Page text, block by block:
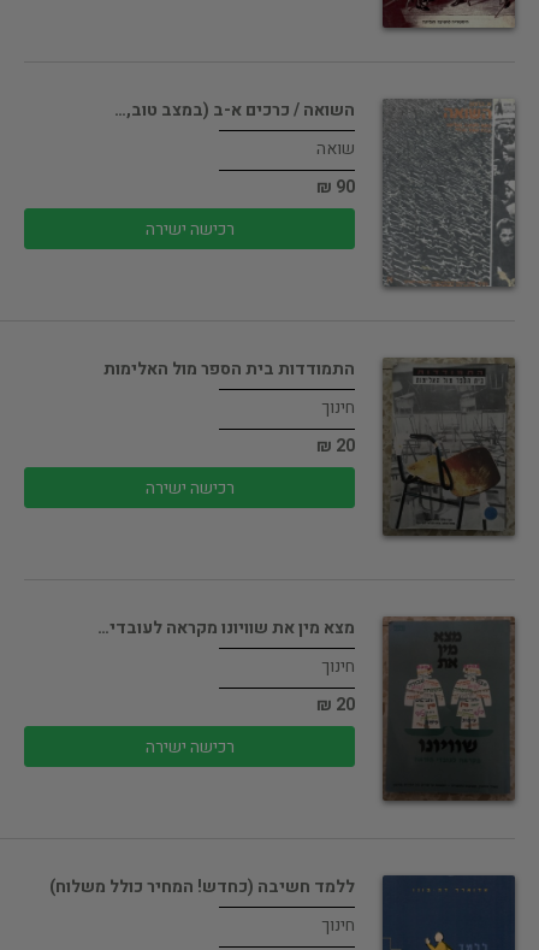
השואה / כרכים א-ב (במצב טוב,…
שואה
90 ₪
רכישה ישירה
התמודדות בית הספר מול האלימות
חינוך
20 ₪
רכישה ישירה
מצא מין את שוויונו מקראה לעובדי…
חינוך
20 ₪
רכישה ישירה
ללמד חשיבה (כחדש! המחיר כולל משלוח)
חינוך